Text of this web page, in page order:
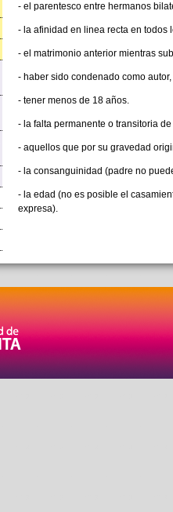
- el parentesco entre hermanos
- la afinidad en linea recta en todos
- el matrimonio anterior mientras
- haber sido condenado como
- tener menos de 18 años.
- la falta permanente o transitoria
- aquellos que por su gravedad
- la consanguinidad (padre no
- la edad (no es posible el
expresa).